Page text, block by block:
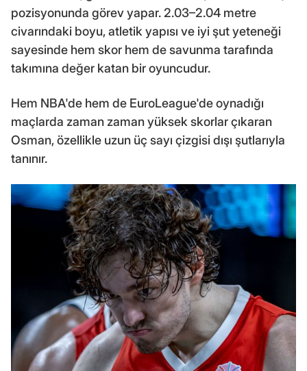
pozisyonunda görev yapar. 2.03–2.04 metre
civarındaki boyu, atletik yapısı ve iyi şut yeteneği
sayesinde hem skor hem de savunma tarafında
takımına değer katan bir oyuncudur.
Hem NBA'de hem de EuroLeague'de oynadığı
maçlarda zaman zaman yüksek skorlar çıkaran
Osman, özellikle uzun üç sayı çizgisi dışı şutlarıyla
tanınır.